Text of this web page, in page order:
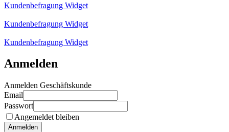
Kundenbefragung Widget
Kundenbefragung Widget
Kundenbefragung Widget
Anmelden
Anmelden Geschäftskunde
Email
Passwort
Angemeldet bleiben
Anmelden